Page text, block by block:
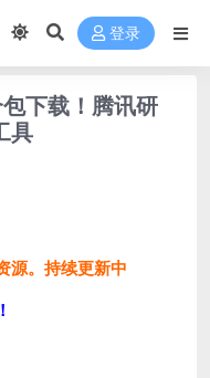
登录
下载！腾讯研
具
源。持续更新中